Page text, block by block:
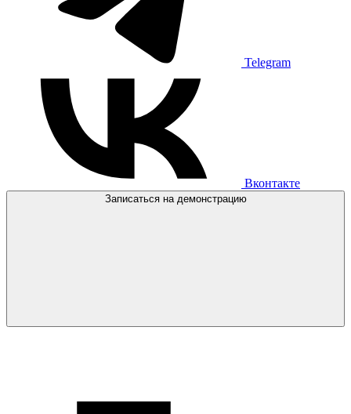
Telegram
Вконтакте
Записаться на демонстрацию